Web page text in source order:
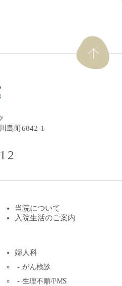
島町6842-1
当院について
入院生活のご案内
婦人科
がん検診
生理不順/PMS